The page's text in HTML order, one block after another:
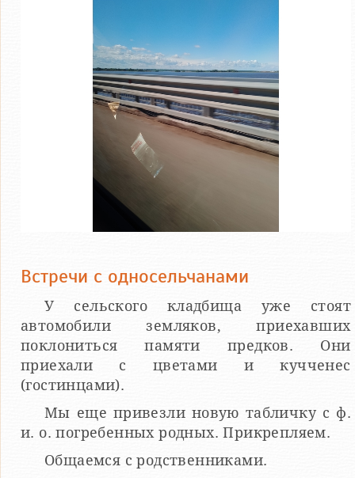
Встречи с односельчанами
У сельского кладбища уже стоят
автомобили земляков, приехавших
поклониться памяти предков. Они
приехали с цветами и кучченес
(гостинцами).
Мы еще привезли новую табличку с ф.
и. о. погребенных родных. Прикрепляем.
Общаемся с родственниками.